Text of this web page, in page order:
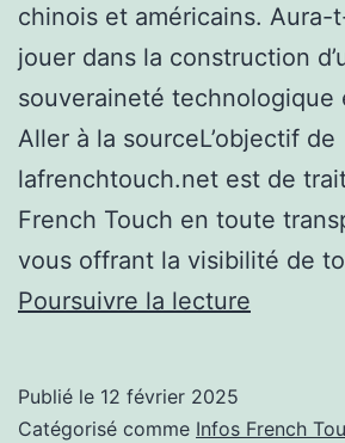
chinois et américains. Aura-
jouer dans la construction
souveraineté technologique
Aller à la sourceL’objectif de
lafrenchtouch.net est de
French Touch en toute
vous offrant la visibilité de
Poursuivre la lecture
toujours
Publié le 12 février 2025
Catégorisé comme Infos French